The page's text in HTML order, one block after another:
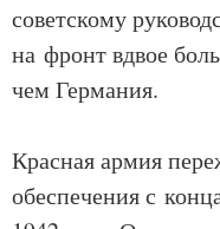
советскому
на фронт вдвое
чем Германия.
Красная армия
обеспечения с